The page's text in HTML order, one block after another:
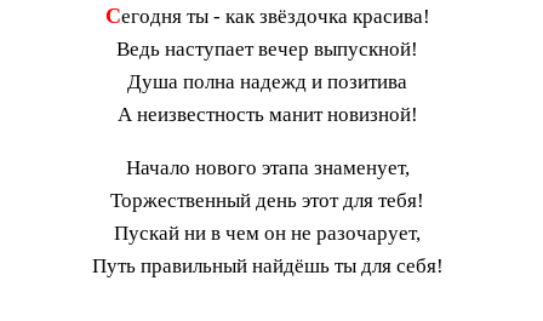
Сегодня ты - как звёздочка красива!
Ведь наступает вечер выпускной!
Душа полна надежд и позитива
А неизвестность манит новизной!
Начало нового этапа знаменует,
Торжественный день этот для тебя!
Пускай ни в чем он не разочарует,
Путь правильный найдёшь ты для себя!